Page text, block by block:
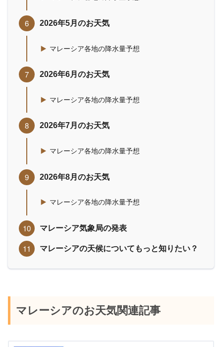
2026年5月のお天気
マレーシア各地の降水量予想
2026年6月のお天気
マレーシア各地の降水量予想
2026年7月のお天気
マレーシア各地の降水量予想
2026年8月のお天気
マレーシア各地の降水量予想
マレーシア気象局の発表
マレーシアの天候についてもっと知りたい？
マレーシアのお天気関連記事